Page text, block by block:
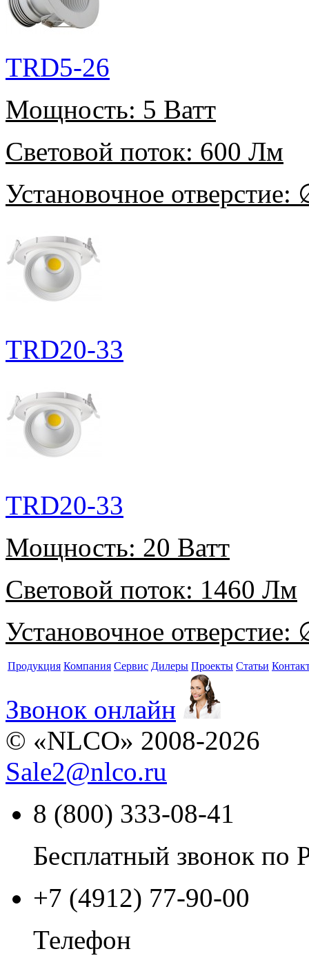
TRD5-26
Мощность: 5 Ватт
Световой поток: 600 Лм
Установочное отверстие:
TRD20-33
TRD20-33
Мощность: 20 Ватт
Световой поток: 1460 Лм
Установочное отверстие:
Продукция Компания Сервис Дилеры Проекты Статьи
Звонок онлайн
© «NLCO» 2008-2026
Sale2@nlco.ru
8 (800) 333-08-41
Бесплатный звонок по
+7 (4912) 77-90-00
Телефон